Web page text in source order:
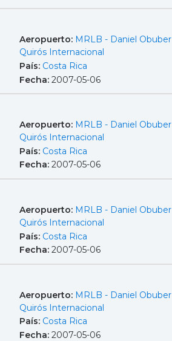
Aeropuerto: MRLB - Daniel Obuber
Quirós Internacional
País: Costa Rica
Fecha: 2007-05-06
Aeropuerto: MRLB - Daniel Obuber
Quirós Internacional
País: Costa Rica
Fecha: 2007-05-06
Aeropuerto: MRLB - Daniel Obuber
Quirós Internacional
País: Costa Rica
Fecha: 2007-05-06
Aeropuerto: MRLB - Daniel Obuber
Quirós Internacional
País: Costa Rica
Fecha: 2007-05-06